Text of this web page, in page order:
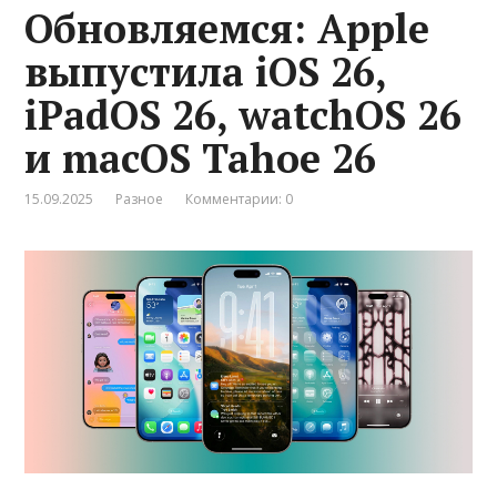
Обновляемся: Apple
выпустила iOS 26,
iPadOS 26, watchOS 26
и macOS Tahoe 26
15.09.2025 Разное Комментарии: 0